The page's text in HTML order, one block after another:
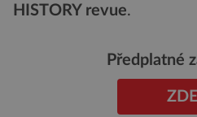
HISTORY revue.
Předplatné
ZDE